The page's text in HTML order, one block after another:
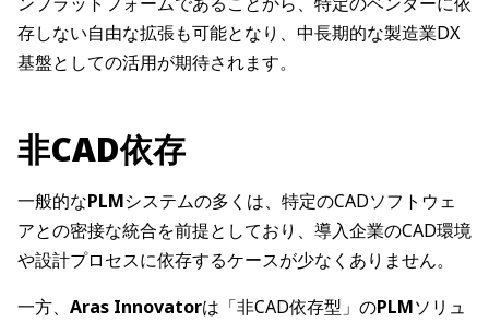
存しない自由な拡張も可能となり、中長期的な製造業DX
基盤としての活用が期待されます。
非CAD依存
一般的なPLMシステムの多くは、特定のCADソフトウェ
アとの密接な統合を前提としており、導入企業のCAD環境
や設計プロセスに依存するケースが少なくありません。
一方、 Aras Innovatorは「非CAD依存型」のPLMソリュ